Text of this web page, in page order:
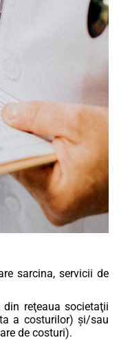
sarcina, servicii de
reţeaua societaţii
a costurilor) şi/sau
de costuri).